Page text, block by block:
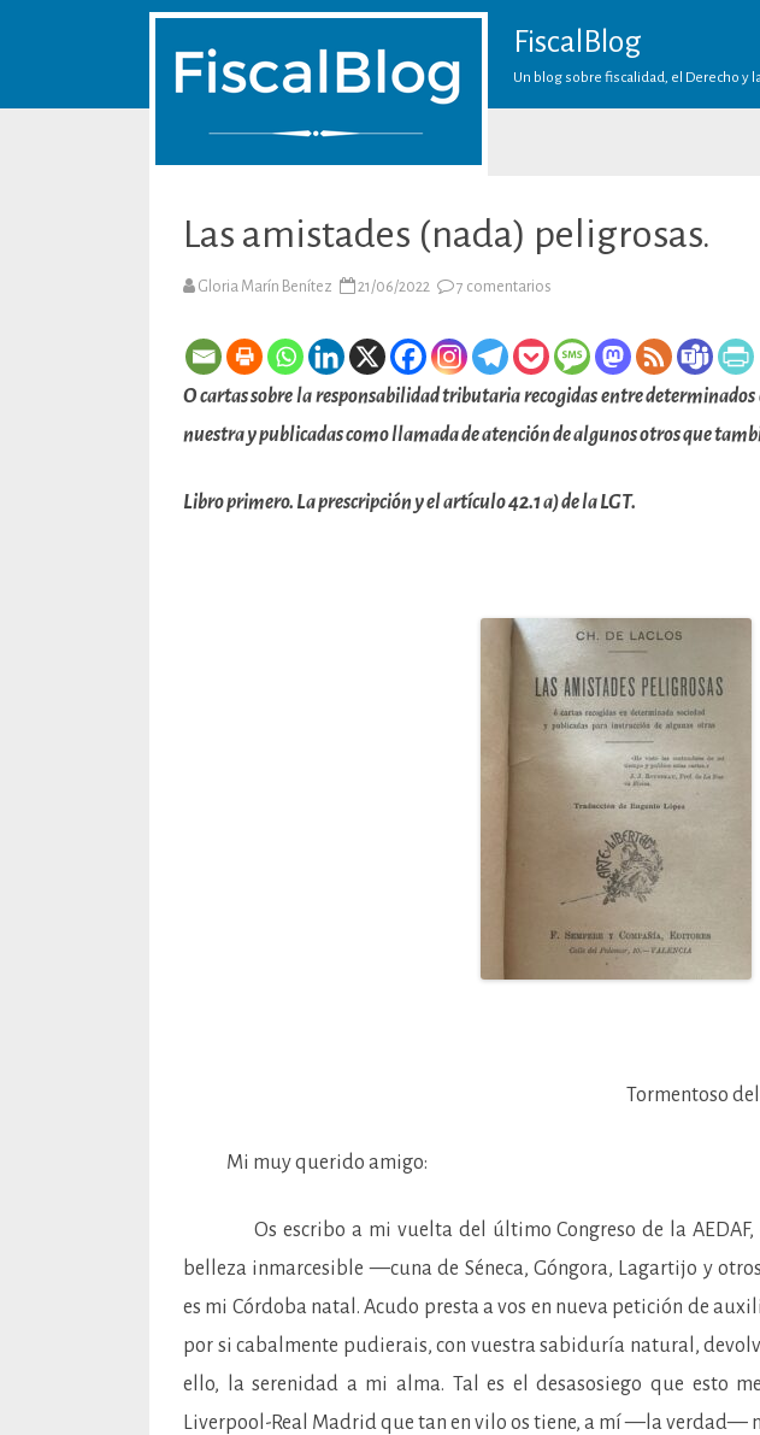
FiscalBlog
Un blog sobre fiscalidad, el Derecho y
Las amistades (nada) peligrosas.
Gloria Marín Benítez 21/06/2022 7 comentarios
(nada)
peligrosas.
O cartas sobre la responsabilidad tributaria recogidas entre determinados
nuestra y publicadas como llamada de atención de algunos otros que
Libro primero. La prescripción y el artículo 42.1 a) de la LGT.
Tormentoso
Mi muy querido amigo:
Os escribo a mi vuelta del último Congreso de la AEDAF,
belleza inmarcesible —cuna de Séneca, Góngora, Lagartijo y
es mi Córdoba natal. Acudo presta a vos en nueva petición de
por si cabalmente pudierais, con vuestra sabiduría natural,
ello, la serenidad a mi alma. Tal es el desasosiego que esto
Liverpool-Real Madrid que tan en vilo os tiene, a mí —la verdad—